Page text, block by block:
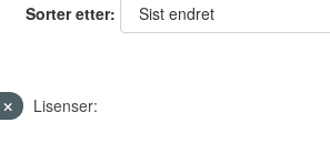
Sorter etter
Lisenser: